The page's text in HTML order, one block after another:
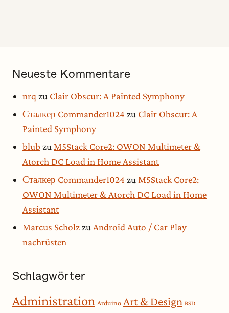
Neueste Kommentare
nrq zu Clair Obscur: A Painted Symphony
Сталкер Commander1024 zu Clair Obscur: A
Painted Symphony
blub zuM5Stack Core2: OWON Multimeter &
Atorch DC Load in Home Assistant
Сталкер Commander1024 zu M5Stack Core2:
OWON Multimeter & Atorch DC Load in Home
Assistant
Marcus Scholzzu Android Auto / Car Play
nachrüsten
Schlagwörter
Administration Arduino Art & Design BSD